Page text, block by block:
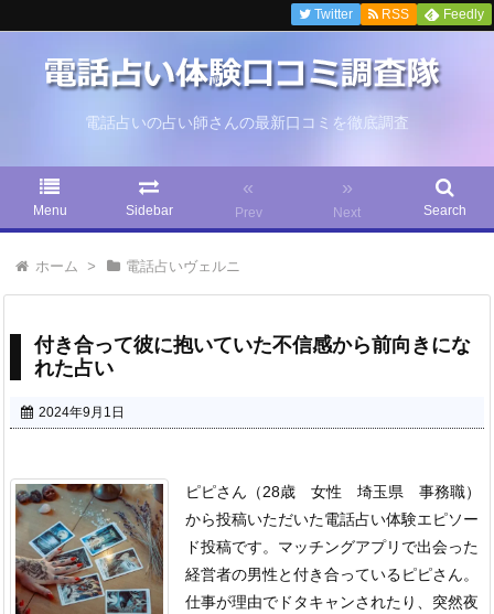
電話占いの占い師さんの最新口コミを徹底調査
Menu Sidebar
«
Prev
»
Next Search
Twitter RSS Feedly
ホーム > 電話占いヴェルニ
付き合って彼に抱いていた不信感から前向きにな
れた占い
2024年9月1日
ピピさん（28歳 女性 埼玉県 事務職）
から投稿いただいた電話占い体験エピソー
ド投稿です。 マッチングアプリで出会った
経営者の男性と付き合っているピピさん。
仕事が理由でドタキャンされたり、突然夜